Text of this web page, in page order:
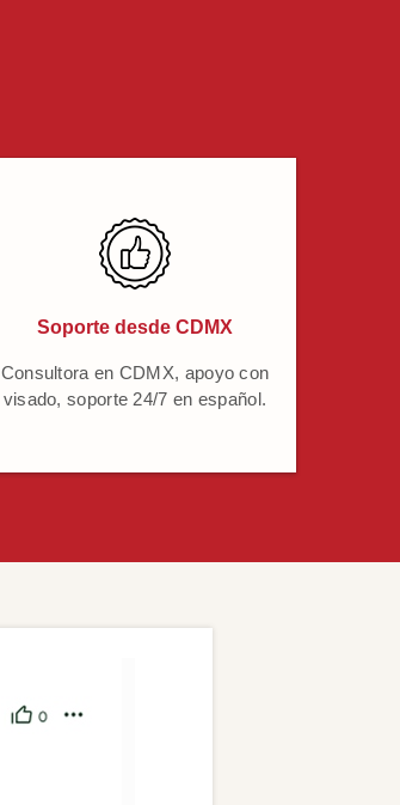
Soporte desde CDMX
Consultora en CDMX, apoyo con
visado, soporte 24/7 en español.